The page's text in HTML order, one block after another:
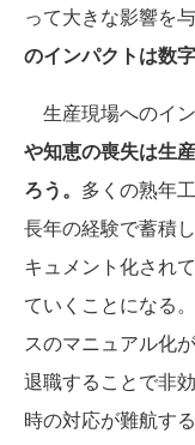
って大きな影響を与
のインパクトは数
生産現場へのイ
や知恵の喪失は生
ろう。 多くの熟年
長年の経験で蓄積
キュメント化され
ていくことになる
スのマニュアル化
退職することで非
時の対応が難航す